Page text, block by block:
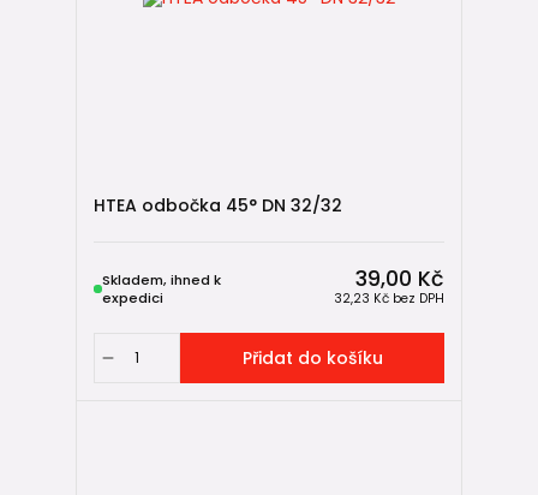
HTEA odbočka 45° DN 32/32
39,00 Kč
32,23 Kč bez DPH
Skladem, ihned k
expedici
Přidat do košíku